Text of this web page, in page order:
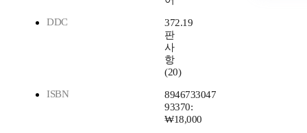
DDC
372.19
판
사
항
(20)
ISBN
8946733047
93370:
₩18,000